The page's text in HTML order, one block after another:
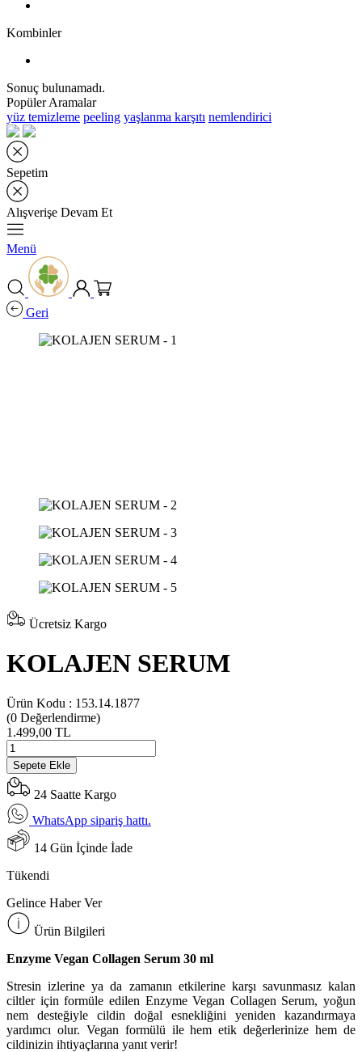
Kombinler
Sonuç bulunamadı.
Popüler Aramalar
yüz temizleme peeling yaşlanma karşıtı nemlendirici
Sepetim
Alışverişe Devam Et
Menü
Geri
Ücretsiz Kargo
KOLAJEN SERUM
Ürün Kodu : 153.14.1877
(0 Değerlendirme)
1.499,00 TL
Sepete Ekle
24 Saatte Kargo
WhatsApp sipariş hattı.
14 Gün İçinde İade
Tükendi
Gelince Haber Ver
Ürün Bilgileri
Enzyme Vegan Collagen Serum 30 ml
Stresin izlerine ya da zamanın etkilerine karşı savunmasız kalan
ciltler için formüle edilen Enzyme Vegan Collagen Serum, yoğun
nem desteğiyle cildin doğal esnekliğini yeniden kazandırmaya
yardımcı olur. Vegan formülü ile hem etik değerlerinize hem de
cildinizin ihtiyaçlarına yanıt verir!